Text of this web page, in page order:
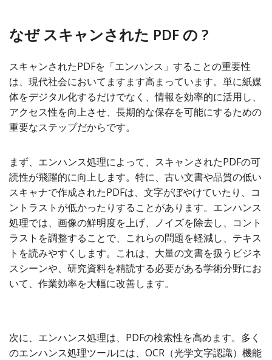
なぜ スキャンされた PDF の ?
スキャンされたPDFを「エンハンス」することの重要性
は、現代社会においてますます高まっています。単に紙媒
体をデジタル化するだけでなく、情報を効率的に活用し、
アクセス性を向上させ、長期的な保存を可能にするための
重要なステップだからです。
まず、エンハンス処理によって、スキャンされたPDFの可
読性が飛躍的に向上します。特に、古い文書や品質の低い
スキャナで作成されたPDFは、文字がぼやけていたり、コ
ントラストが低かったりすることがあります。エンハンス
処理では、画像の鮮明度を上げ、ノイズを除去し、コント
ラストを調整することで、これらの問題を軽減し、テキス
トを読みやすくします。これは、大量の文書を扱うビジネ
スシーンや、研究資料を精読する必要がある学術分野にお
いて、作業効率を大幅に改善します。
次に、エンハンス処理は、PDFの検索性を高めます。多く
のエンハンス処理ツールには、OCR（光学文字認識）機能